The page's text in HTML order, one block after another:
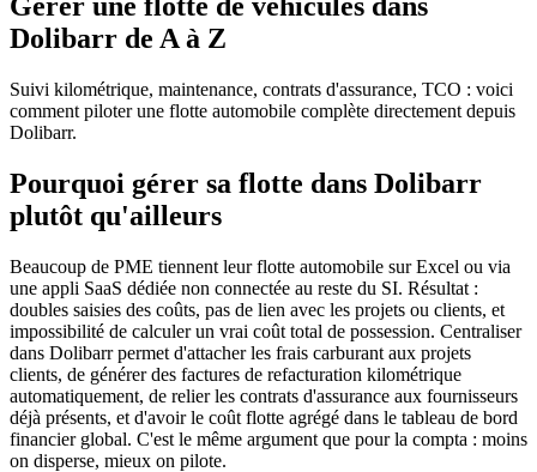
Dolibarr de A à Z
Suivi kilométrique, maintenance, contrats d'assurance, TCO : voici
comment piloter une flotte automobile complète directement depuis
Dolibarr.
Pourquoi gérer sa flotte dans Dolibarr
plutôt qu'ailleurs
Beaucoup de PME tiennent leur flotte automobile sur Excel ou via
une appli SaaS dédiée non connectée au reste du SI. Résultat :
doubles saisies des coûts, pas de lien avec les projets ou clients, et
impossibilité de calculer un vrai coût total de possession. Centraliser
dans Dolibarr permet d'attacher les frais carburant aux projets
clients, de générer des factures de refacturation kilométrique
automatiquement, de relier les contrats d'assurance aux fournisseurs
déjà présents, et d'avoir le coût flotte agrégé dans le tableau de bord
financier global. C'est le même argument que pour la compta : moins
on disperse, mieux on pilote.